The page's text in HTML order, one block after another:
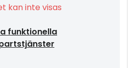
kan inte visas
funktionella